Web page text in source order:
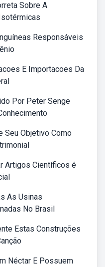
Sobre A
Responsáveis
E Importacoes Da
Por Peter Senge
Seu Objetivo Como
Artigos Científicos é
As Usinas
No Brasil
Estas Construções
Néctar E Possuem